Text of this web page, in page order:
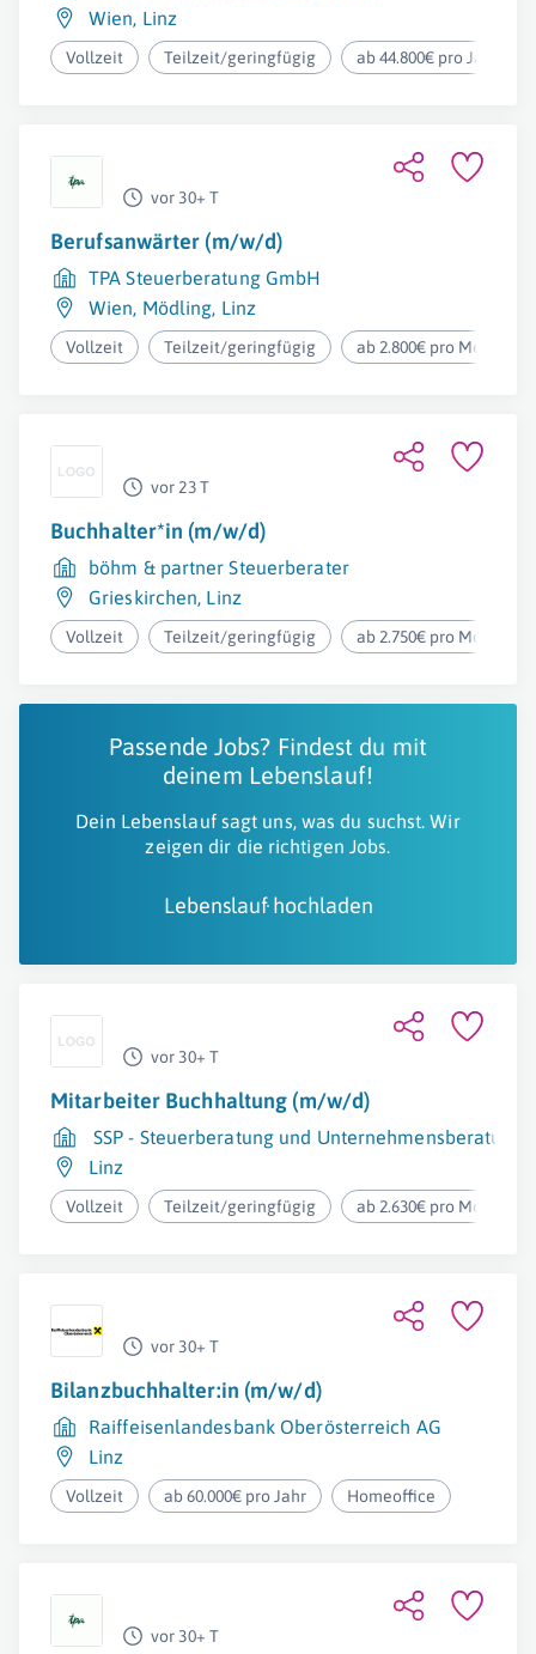
Wien, Linz
Vollzeit Teilzeit/geringfügig ab 44.800€ pro Jahr
vor 30+ T
Berufsanwärter (m/w/d)
TPA Steuerberatung GmbH
Wien, Mödling, Linz
Vollzeit Teilzeit/geringfügig ab 2.800€ pro Monat
vor 23 T
Buchhalter*in (m/w/d)
böhm & partner Steuerberater
Grieskirchen, Linz
Vollzeit Teilzeit/geringfügig ab 2.750€ pro Monat
Passende Jobs? Findest du mit
deinem Lebenslauf!
Dein Lebenslauf sagt uns, was du suchst. Wir
zeigen dir die richtigen Jobs.
Lebenslauf hochladen
vor 30+ T
Mitarbeiter Buchhaltung (m/w/d)
SSP - Steuerberatung und Unternehmensberatung
Linz
Vollzeit Teilzeit/geringfügig ab 2.630€ pro Monat
vor 30+ T
Bilanzbuchhalter:in (m/w/d)
Raiffeisenlandesbank Oberösterreich AG
Linz
Vollzeit ab 60.000€ pro Jahr Homeoffice
vor 30+ T